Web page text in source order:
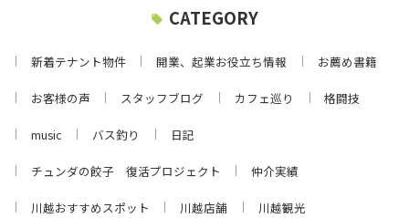
CATEGORY
新着テナント物件 開業、起業お役立ち情報 お薦め書籍
お客様の声 スタッフブログ カフェ巡り 格闘技
music バス釣り 日記
チュンダの餃子 復活プロジェクト 仲介実績
川越おすすめスポット 川越店舗 川越観光